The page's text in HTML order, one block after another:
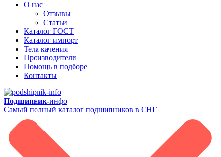
О нас
Отзывы
Статьи
Каталог ГОСТ
Каталог импорт
Тела качения
Производители
Помощь в подборе
Контакты
Подшипник-инфо
Самый полный каталог подшипников в СНГ